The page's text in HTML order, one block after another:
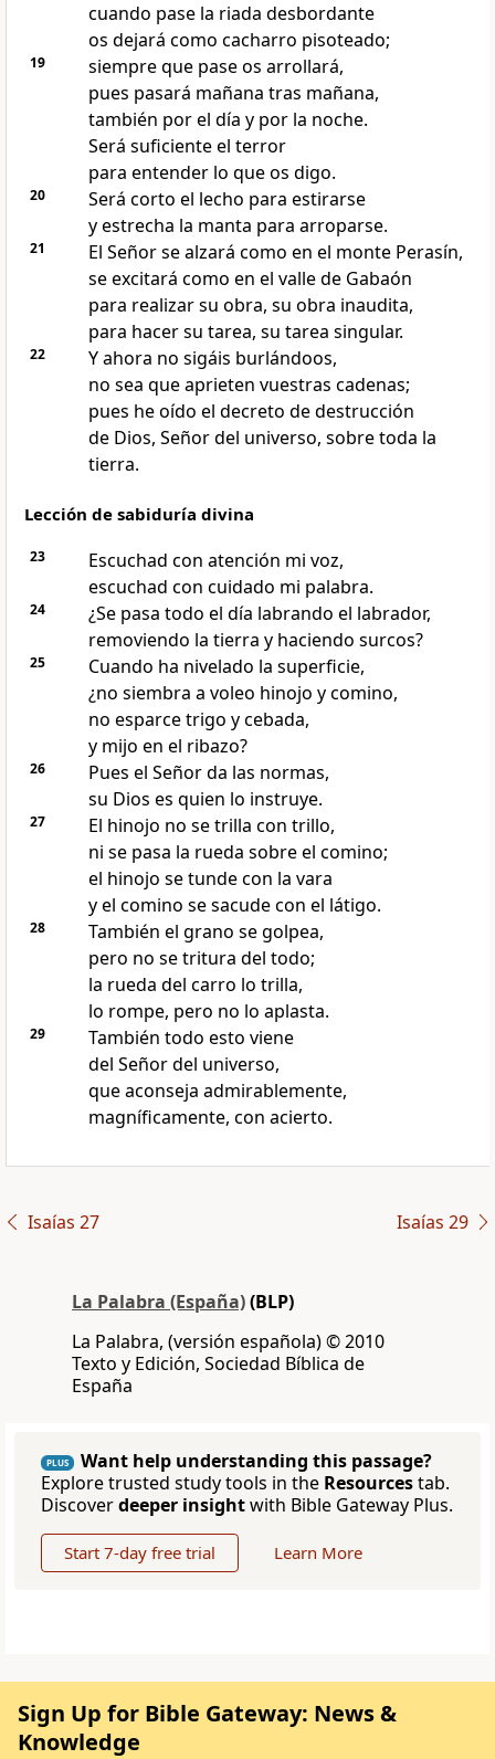
cuando pase la riada desbordante
os dejará como cacharro pisoteado;
19
siempre que pase os arrollará,
pues pasará mañana tras mañana,
también por el día y por la noche.
Será suficiente el terror
para entender lo que os digo.
20
Será corto el lecho para estirarse
y estrecha la manta para arroparse.
21
El Señor se alzará como en el monte Perasín,
se excitará como en el valle de Gabaón
para realizar su obra, su obra inaudita,
para hacer su tarea, su tarea singular.
22
Y ahora no sigáis burlándoos,
no sea que aprieten vuestras cadenas;
pues he oído el decreto de destrucción
de Dios, Señor del universo, sobre toda la
tierra.
Lección de sabiduría divina
23
Escuchad con atención mi voz,
escuchad con cuidado mi palabra.
24
¿Se pasa todo el día labrando el labrador,
removiendo la tierra y haciendo surcos?
25
Cuando ha nivelado la superficie,
¿no siembra a voleo hinojo y comino,
no esparce trigo y cebada,
y mijo en el ribazo?
26
Pues el Señor da las normas,
su Dios es quien lo instruye.
27
El hinojo no se trilla con trillo,
ni se pasa la rueda sobre el comino;
el hinojo se tunde con la vara
y el comino se sacude con el látigo.
28
También el grano se golpea,
pero no se tritura del todo;
la rueda del carro lo trilla,
lo rompe, pero no lo aplasta.
29
También todo esto viene
del Señor del universo,
que aconseja admirablemente,
magníficamente, con acierto.
Isaías 27 Isaías 29
La Palabra (España)(BLP)
La Palabra, (versión española) © 2010
Texto y Edición, Sociedad Bíblica de
España
PLUS
Want help understanding this passage?
Explore trusted study tools in the Resourcestab.
Discoverdeeper insightwith Bible Gateway Plus.
Start 7-day free trial Learn More
Sign Up for Bible Gateway: News &
Knowledge